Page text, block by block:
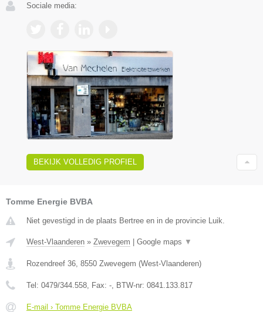
Sociale media:
BEKIJK VOLLEDIG PROFIEL
Tomme Energie BVBA
Niet gevestigd in de plaats Bertree en in de provincie Luik.
West-Vlaanderen » Zwevegem | Google maps ▼
Rozendreef 36 8550 Zwevegem (West-Vlaanderen)
Tel: 0479/344.558 , Fax: - , BTW-nr: 0841.133.817
E-mail › Tomme Energie BVBA